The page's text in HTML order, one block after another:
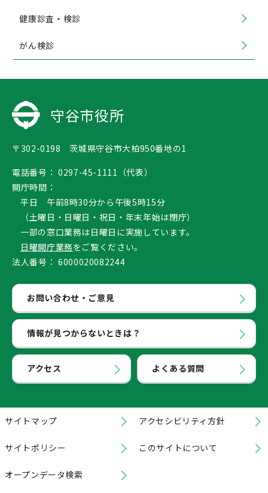
健康診査・検診
がん検診
守谷市役所
〒302-0198 茨城県守谷市大柏950番地の1
電話番号： 0297-45-1111（代表）
開庁時間：
平日 午前8時30分から午後5時15分
（土曜日・日曜日・祝日・年末年始は閉庁）
一部の窓口業務は日曜日に実施しています。
日曜開庁業務をご覧ください。
法人番号： 6000020082244
お問い合わせ・ご意見
情報が見つからないときは？
アクセス よくある質問
サイトマップ アクセシビリティ方針
サイトポリシー このサイトについて
オープンデータ検索